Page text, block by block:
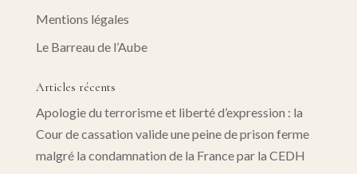
Mentions légales
Le Barreau de l’Aube
Articles récents
Apologie du terrorisme et liberté d’expression : la
Cour de cassation valide une peine de prison ferme
malgré la condamnation de la France par la CEDH